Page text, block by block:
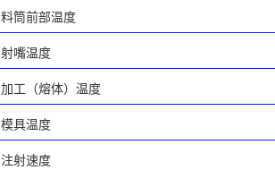
料筒前部温度
射嘴温度
加工（熔体）温度
模具温度
注射速度